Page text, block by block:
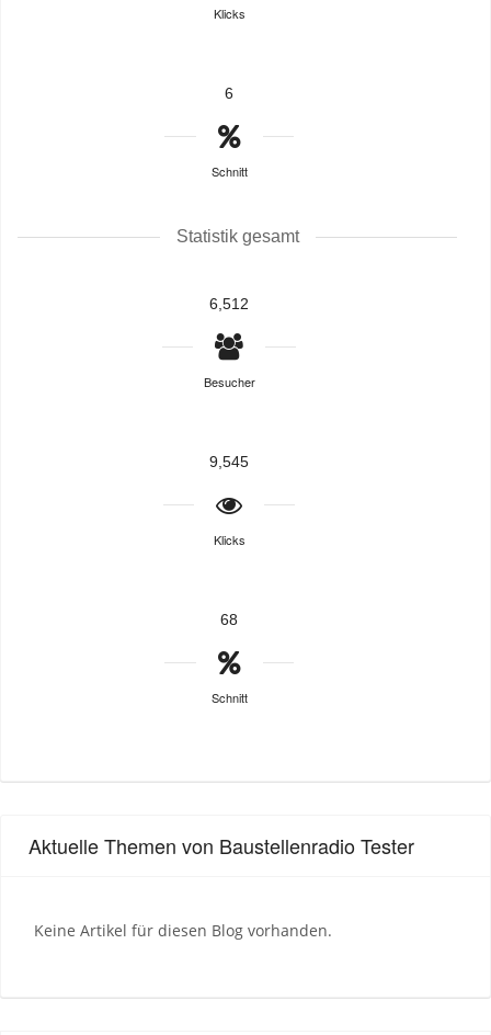
Klicks
6
Schnitt
Statistik gesamt
6,512
Besucher
9,545
Klicks
68
Schnitt
Aktuelle Themen von Baustellenradio Tester
Keine Artikel für diesen Blog vorhanden.